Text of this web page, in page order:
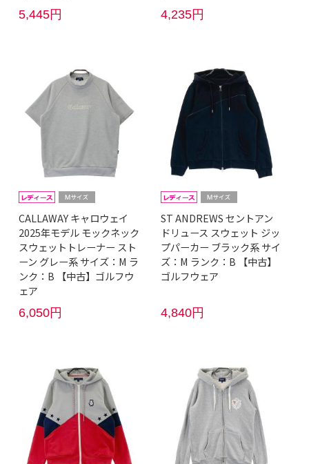
5,445円 4,235円
CALLAWAY キャロウェイ
2025年モデル モックネック
スウェットトレーナー スト
ーン グレー系 サイズ：M ラ
ンク：B 【中古】ゴルフウ
ェア
6,050円
ST ANDREWS セントアン
ドリュース スウェット ジッ
プパーカー ブラック系 サイ
ズ：M ランク：B 【中古】
ゴルフウェア
4,840円